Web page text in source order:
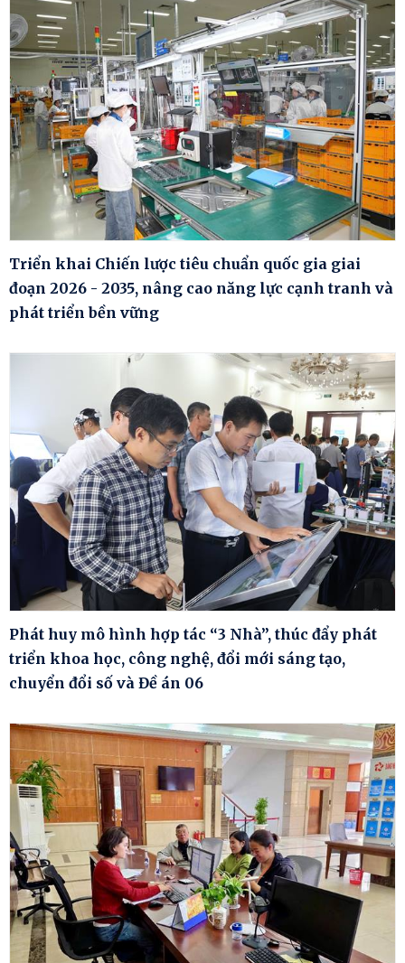
Triển khai Chiến lược tiêu chuẩn quốc gia giai
đoạn 2026 - 2035, nâng cao năng lực cạnh tranh và
phát triển bền vững
Phát huy mô hình hợp tác “3 Nhà”, thúc đẩy phát
triển khoa học, công nghệ, đổi mới sáng tạo,
chuyển đổi số và Đề án 06